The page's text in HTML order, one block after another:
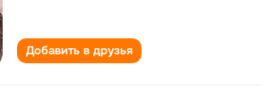
Добавить в друзья